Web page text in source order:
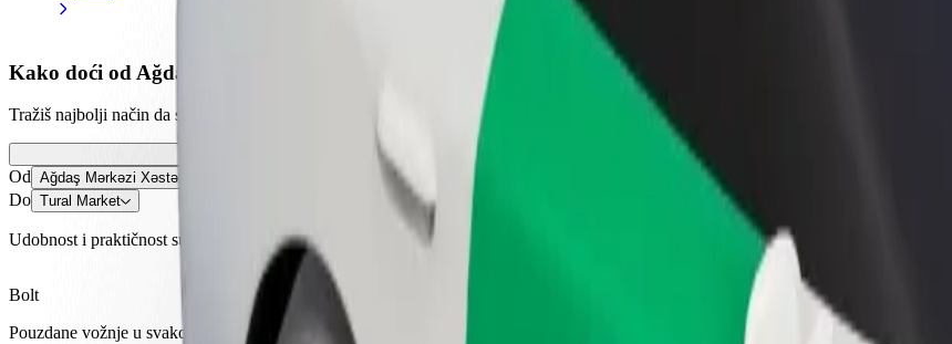
Kako doći od Ağdaş Mərkəzi Xəstəxana do Tural Market
Tražiš najbolji način da stigneš od Ağdaş Mərkəzi Xəstəxana do Tural Market? Istraži naše usluge i pronađi savršenu za svoje putovanje.
Preuzmi aplikaciju
Od Ağdaş Mərkəzi Xəstəxana
Do Tural Market
Udobnost i praktičnost su nadohvat ruke!
Bolt
Pouzdane vožnje u svakodnevnim automobilima srednje veličine.